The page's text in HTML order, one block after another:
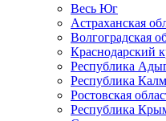
Весь Юг
Астраханская
Волгоградская
Краснодарский
Республика
Республика
Ростовская
Республика